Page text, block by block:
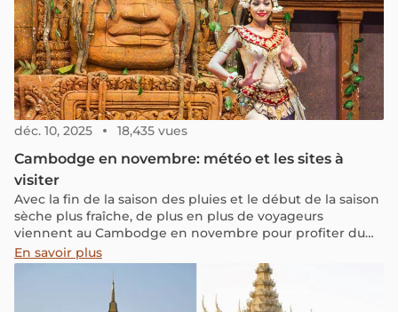
déc. 10, 2025 18,435 vues
Cambodge en novembre: météo et les sites à
visiter
Avec la fin de la saison des pluies et le début de la saison
sèche plus fraîche, de plus en plus de voyageurs
viennent au Cambodge en novembre pour profiter du
temps doux et ensoleillé. Continuez à lire pour connaître
la météo du Cambodge en novembre, y compris les
températures moyennes et les précipitations, ainsi que
des conseils de voyage sur ce qu'il faut porter et les
En savoir plus